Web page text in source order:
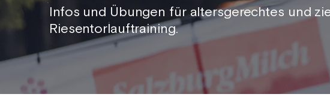
Infos und Übungen für altersgerechtes und
Riesentorlauftraining.